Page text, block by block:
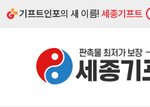
기프트인포의 새 이름!세종기프트